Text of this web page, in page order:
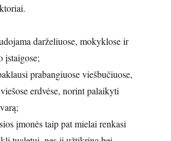
darželiuose, mokyklose ir
įstaigose;
prabangiuose viešbučiuose,
erdvėse, norint palaikyti
įmonės taip pat mielai renkasi